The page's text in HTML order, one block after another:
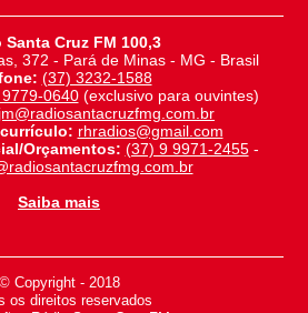
Santa Cruz FM 100,3
372 - Pará de Minas - MG - Brasil
(37) 3232-1588
0640(exclusivo para ouvintes)
jm@radiosantacruzfmg.com.br
rhradios@gmail.com
Orçamentos: (37) 9 9971-2455-
Saiba mais
© Copyright - 2018
-
os direitos reservados
-